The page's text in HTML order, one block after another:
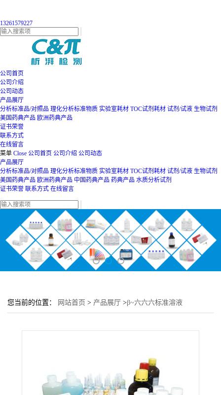
13261579227
公司首页
公司介绍
公司动态
产品展厅
分析标准品/对照品 理化分析标准物质 实验室耗材 TOC试剂耗材 试剂/试液 生物试剂
美国药典产品 欧洲药典产品
证书荣誉
联系方式
在线留言
菜单 Close 公司首页 公司介绍 公司动态
产品展厅
分析标准品/对照品 理化分析标准物质 实验室耗材 TOC试剂耗材 试剂/试液 生物试剂
美国药典产品 欧洲药典产品 中国药典产品 药典产品 水质分析试剂
证书荣誉 联系方式 在线留言
您当前的位置： 网站首页 > 产品展厅 >β~六六六标准溶液